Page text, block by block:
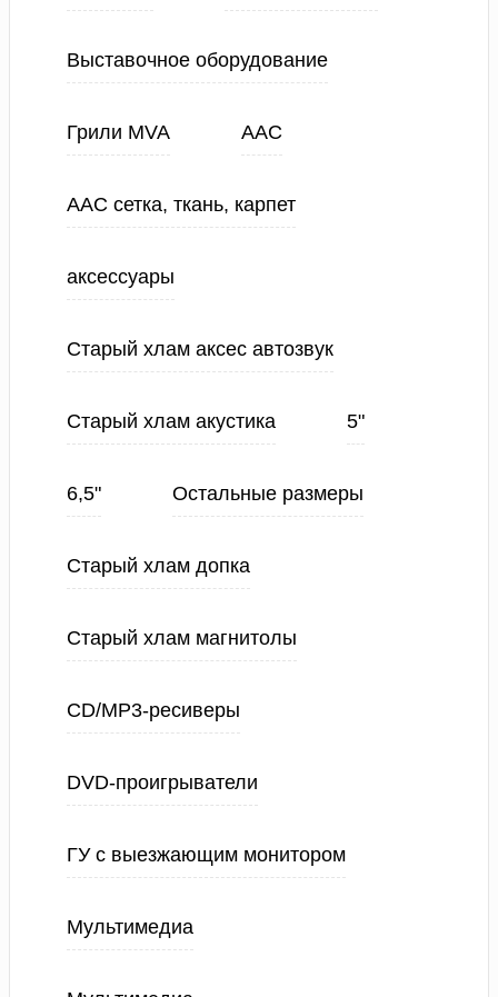
Выставочное оборудование
Грили MVA ААС
ААС сетка, ткань, карпет
аксессуары
Старый хлам аксес автозвук
Старый хлам акустика 5"
6,5" Остальные размеры
Старый хлам допка
Старый хлам магнитолы
CD/MP3-ресиверы
DVD-проигрыватели
ГУ с выезжающим монитором
Мультимедиа